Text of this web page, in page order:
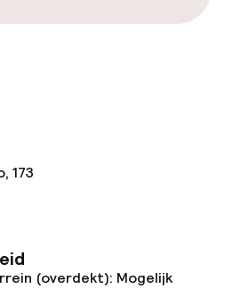
173
(overdekt): Mogelijk